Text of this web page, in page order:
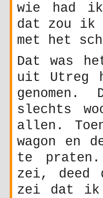
wie had
dat zou ik
met het
Dat was
uit Utreg
slechts
allen.
wagon en
te
zei, deed
zei dat ik